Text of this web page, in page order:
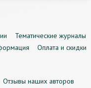
Тематические журналы
Оплата и скидки
Отзывы наших авторов